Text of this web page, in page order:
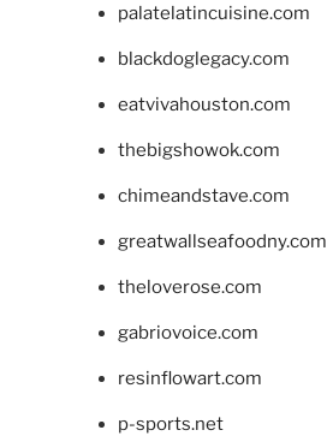
palatelatincuisine.com
blackdoglegacy.com
eatvivahouston.com
thebigshowok.com
chimeandstave.com
greatwallseafoodny.com
theloverose.com
gabriovoice.com
resinflowart.com
p-sports.net